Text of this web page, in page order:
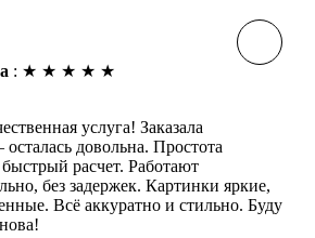
: ★ ★ ★ ★ ★
услуга! Заказала
довольна. Простота
расчет. Работают
без задержек. Картинки яркие,
Всё аккуратно и стильно. Буду